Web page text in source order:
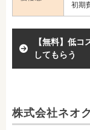
初期
【無料】低
してもらう
株式会社ネオ